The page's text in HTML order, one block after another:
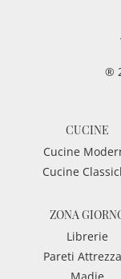
®
CUCINE
Cucine
Cucine
ZONA
Librerie
Pareti